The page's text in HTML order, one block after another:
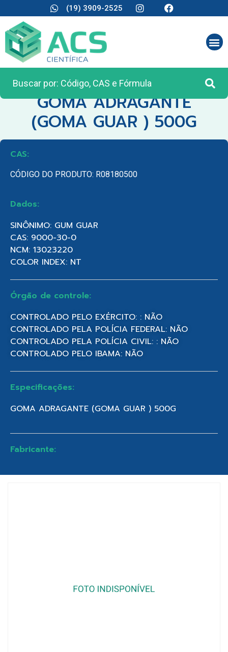
(19) 3909-2525
CATEGORIA:REAGENTES ANALÍTICOS
GOMA ADRAGANTE
(GOMA GUAR ) 500G
CAS:
CÓDIGO DO PRODUTO: R08180500
Dados:
SINÔNIMO: GUM GUAR
CAS: 9000-30-0
NCM: 13023220
COLOR INDEX: NT
Órgão de controle:
CONTROLADO PELO EXÉRCITO: : NÃO
CONTROLADO PELA POLÍCIA FEDERAL: NÃO
CONTROLADO PELA POLÍCIA CIVIL: : NÃO
CONTROLADO PELO IBAMA: NÃO
Especificações:
GOMA ADRAGANTE (GOMA GUAR ) 500G
Fabricante: